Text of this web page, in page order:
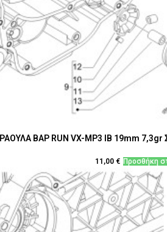
ΡΑΟΥΛΑ ΒΑΡ RUN VX-MP3 IB 19mm 7,3gr
11,00 € Προσθήκη